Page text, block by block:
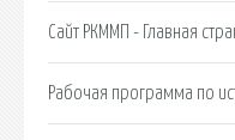
Сайт РКММП - Главная
Рабочая программа по